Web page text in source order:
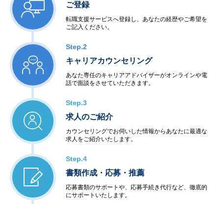
ご登録
転職支援サービスへ登録し、あなたの経歴やご希望を
ご記入ください。
Step.2
キャリアカウンセリング
あなた専任のキャリアアドバイザーがオンラインや電
話で面談をさせていただきます。
Step.3
求人のご紹介
カウンセリングでお伺いした情報からあなたに最適な
求人をご紹介いたします。
Step.4
書類作成・応募・推薦
応募書類のサポートや、応募手続き代行など、徹底的
にサポートいたします。